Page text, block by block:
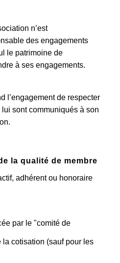
n’est
des engagements
le patrimoine de
à ses engagements.
l’engagement de respecter
lui sont communiqués à son
la qualité de membre
adhérent ou honoraire
par le "comité de
cotisation (sauf pour les